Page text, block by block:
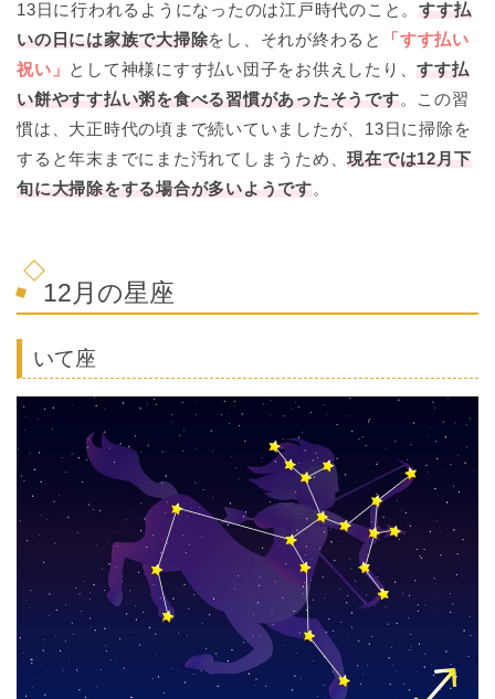
13日に行われるようになったのは江戸時代のこと。すす払
いの日には家族で大掃除をし、それが終わると
「すす払い
祝い」 として神様にすす払い団子をお供えしたり、すす払
い餅やすす払い粥を食べる習慣があったそうです。この習
慣は、大正時代の頃まで続いていましたが、13日に掃除を
すると年末までにまた汚れてしまうため、現在では12月下
旬に大掃除をする場合が多いようです。
12月の星座
いて座